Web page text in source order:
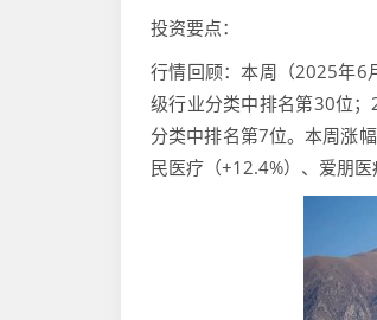
投资要点：
行情回顾：本周（2025年6
级行业分类中排名第30位
分类中排名第7位。本周涨
民医疗（+12.4%）、爱朋医